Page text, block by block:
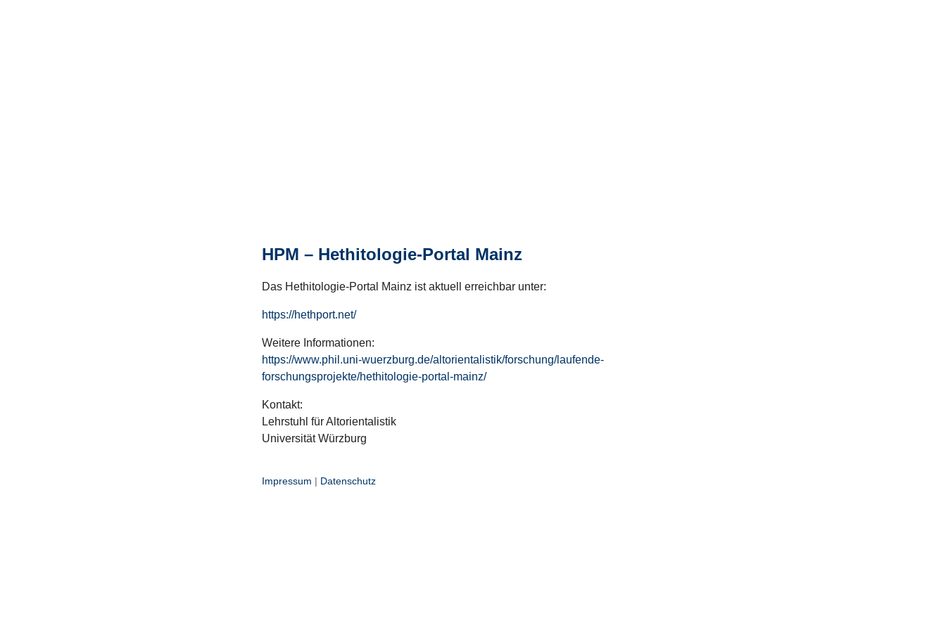
HPM – Hethitologie-Portal Mainz
Das Hethitologie-Portal Mainz ist aktuell erreichbar unter:
https://hethport.net/
Weitere Informationen:
https://www.phil.uni-wuerzburg.de/altorientalistik/forschung/laufende-
forschungsprojekte/hethitologie-portal-mainz/
Kontakt:
Lehrstuhl für Altorientalistik
Universität Würzburg
Impressum | Datenschutz